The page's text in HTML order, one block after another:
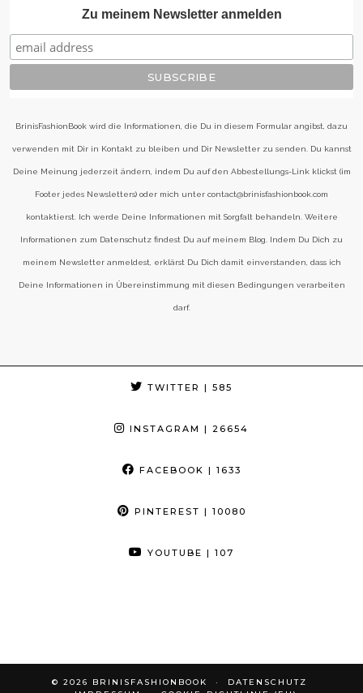
Zu meinem Newsletter anmelden
BrinisFashionBook wird die Informationen, die Du in diesem Formular angibst, dazu
verwenden mit Dir in Kontakt zu bleiben und Dir Newsletter zu senden. Du kannst
Deine Meinung jederzeit ändern, indem Du auf den Abbestellungs-Link klickst (im
Footer jedes Newsletters) oder mich unter contact@brinisfashionbook.com
kontaktierst. Ich werde Deine Informationen mit Sorgfalt behandeln. Weitere
Informationen zum Datenschutz findest Du auf meinem Blog. Indem Du Dich zu
meinem Newsletter anmeldest, erklärst Du Dich damit einverstanden, dass ich
Deine Informationen in Übereinstimmung mit diesen Bedingungen verarbeiten
darf.
TWITTER | 585
INSTAGRAM | 26654
FACEBOOK | 1633
PINTEREST | 10080
YOUTUBE | 107
© 2026 BRINISFASHIONBOOK
DATENSCHUTZ